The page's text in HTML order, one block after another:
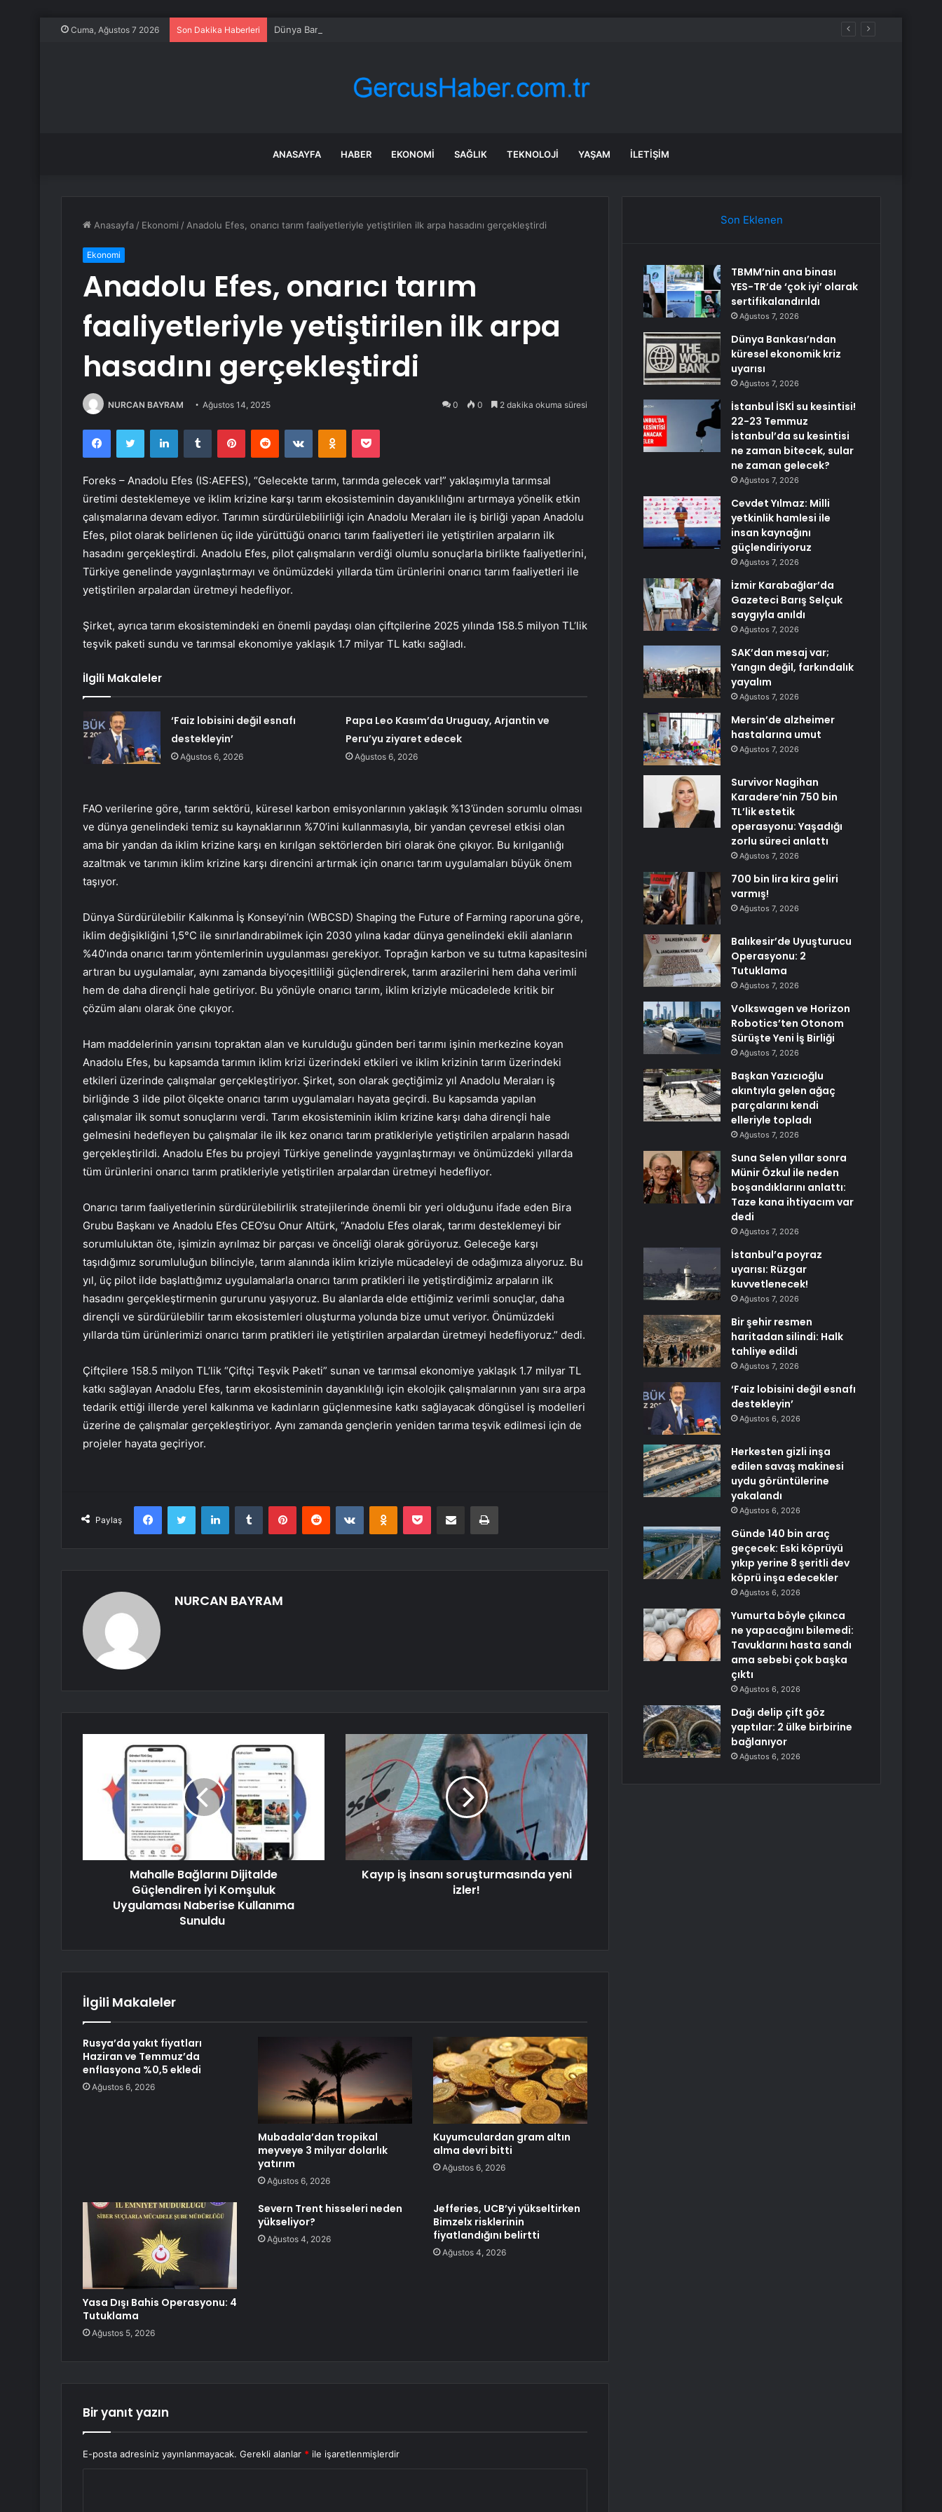
Cuma, Ağustos 7 2026 Son Dakika Haberleri Dünya Bankası’ndan küresel ekonomik kriz uyarısı
ANASAYFA HABER EKONOMI SAĞLIK TEKNOLOJI YAŞAM İLETIŞIM
Anasayfa / Ekonomi / Anadolu Efes, onarıcı tarım faaliyetleriyle yetiştirilen ilk arpa hasadını gerçekleştirdi
Ekonomi
Anadolu Efes, onarıcı tarım
faaliyetleriyle yetiştirilen ilk arpa
hasadını gerçekleştirdi
NURCAN BAYRAM Ağustos 14, 2025 0 0 2 dakika okuma süresi
FacebookTwitter LinkedInTumblr PinterestReddit VKontakteOdnoklassniki
Pocket
Foreks – Anadolu Efes (IS:AEFES), “Gelecekte tarım, tarımda gelecek var!” yaklaşımıyla tarımsal
üretimi desteklemeye ve iklim krizine karşı tarım ekosisteminin dayanıklılığını artırmaya yönelik etkin
çalışmalarına devam ediyor. Tarımın sürdürülebilirliği için Anadolu Meraları ile iş birliği yapan Anadolu
Efes, pilot olarak belirlenen üç ilde yürüttüğü onarıcı tarım faaliyetleri ile yetiştirilen arpaların ilk
hasadını gerçekleştirdi. Anadolu Efes, pilot çalışmaların verdiği olumlu sonuçlarla birlikte faaliyetlerini,
Türkiye genelinde yaygınlaştırmayı ve önümüzdeki yıllarda tüm ürünlerini onarıcı tarım faaliyetleri ile
yetiştirilen arpalardan üretmeyi hedefliyor.
Şirket, ayrıca tarım ekosistemindeki en önemli paydaşı olan çiftçilerine 2025 yılında 158.5 milyon TL’lik
teşvik paketi sundu ve tarımsal ekonomiye yaklaşık 1.7 milyar TL katkı sağladı.
İlgili Makaleler
‘Faiz lobisini değil esnafı
destekleyin’
Ağustos 6, 2026
Papa Leo Kasım’da Uruguay, Arjantin ve
Peru’yu ziyaret edecek
Ağustos 6, 2026
FAO verilerine göre, tarım sektörü, küresel karbon emisyonlarının yaklaşık %13’ünden sorumlu olması
ve dünya genelindeki temiz su kaynaklarının %70’ini kullanmasıyla, bir yandan çevresel etkisi olan
ama bir yandan da iklim krizine karşı en kırılgan sektörlerden biri olarak öne çıkıyor. Bu kırılganlığı
azaltmak ve tarımın iklim krizine karşı direncini artırmak için onarıcı tarım uygulamaları büyük önem
taşıyor.
Dünya Sürdürülebilir Kalkınma İş Konseyi’nin (WBCSD) Shaping the Future of Farming raporuna göre,
iklim değişikliğini 1,5°C ile sınırlandırabilmek için 2030 yılına kadar dünya genelindeki ekili alanların
%40’ında onarıcı tarım yöntemlerinin uygulanması gerekiyor. Toprağın karbon ve su tutma kapasitesini
artıran bu uygulamalar, aynı zamanda biyoçeşitliliği güçlendirerek, tarım arazilerini hem daha verimli
hem de daha dirençli hale getiriyor. Bu yönüyle onarıcı tarım, iklim kriziyle mücadelede kritik bir
çözüm alanı olarak öne çıkıyor.
Ham maddelerinin yarısını topraktan alan ve kurulduğu günden beri tarımı işinin merkezine koyan
Anadolu Efes, bu kapsamda tarımın iklim krizi üzerindeki etkileri ve iklim krizinin tarım üzerindeki
etkileri üzerinde çalışmalar gerçekleştiriyor. Şirket, son olarak geçtiğimiz yıl Anadolu Meraları iş
birliğinde 3 ilde pilot ölçekte onarıcı tarım uygulamaları hayata geçirdi. Bu kapsamda yapılan
çalışmalar ilk somut sonuçlarını verdi. Tarım ekosisteminin iklim krizine karşı daha dirençli hale
gelmesini hedefleyen bu çalışmalar ile ilk kez onarıcı tarım pratikleriyle yetiştirilen arpaların hasadı
gerçekleştirildi. Anadolu Efes bu projeyi Türkiye genelinde yaygınlaştırmayı ve önümüzdeki yıllarda
tüm ürünlerini onarıcı tarım pratikleriyle yetiştirilen arpalardan üretmeyi hedefliyor.
Onarıcı tarım faaliyetlerinin sürdürülebilirlik stratejilerinde önemli bir yeri olduğunu ifade eden Bira
Grubu Başkanı ve Anadolu Efes CEO’su Onur Altürk, “Anadolu Efes olarak, tarımı desteklemeyi bir
sorumluluktan öte, işimizin ayrılmaz bir parçası ve önceliği olarak görüyoruz. Geleceğe karşı
taşıdığımız sorumluluğun bilinciyle, tarım alanında iklim kriziyle mücadeleyi de odağımıza alıyoruz. Bu
yıl, üç pilot ilde başlattığımız uygulamalarla onarıcı tarım pratikleri ile yetiştirdiğimiz arpaların ilk
hasadını gerçekleştirmenin gururunu yaşıyoruz. Bu alanlarda elde ettiğimiz verimli sonuçlar, daha
dirençli ve sürdürülebilir tarım ekosistemleri oluşturma yolunda bize umut veriyor. Önümüzdeki
yıllarda tüm ürünlerimizi onarıcı tarım pratikleri ile yetiştirilen arpalardan üretmeyi hedefliyoruz.” dedi.
Çiftçilere 158.5 milyon TL’lik “Çiftçi Teşvik Paketi” sunan ve tarımsal ekonomiye yaklaşık 1.7 milyar TL
katkı sağlayan Anadolu Efes, tarım ekosisteminin dayanıklılığı için ekolojik çalışmalarının yanı sıra arpa
tedarik ettiği illerde yerel kalkınma ve kadınların güçlenmesine katkı sağlayacak döngüsel iş modelleri
üzerine de çalışmalar gerçekleştiriyor. Aynı zamanda gençlerin yeniden tarıma teşvik edilmesi için de
projeler hayata geçiriyor.
Paylaş
FacebookTwitter LinkedInTumblr PinterestReddit VKontakteOdnoklassniki
Pocket E-Posta ile paylaş Yazdır
NURCAN BAYRAM
Mahalle Bağlarını Dijitalde
Güçlendiren İyi Komşuluk
Uygulaması Naberise Kullanıma
Sunuldu
Kayıp iş insanı soruşturmasında yeni
izler!
İlgili Makaleler
Rusya’da yakıt fiyatları
Haziran ve Temmuz’da
enflasyona %0,5 ekledi
Ağustos 6, 2026
Mubadala’dan tropikal
meyveye 3 milyar dolarlık
yatırım
Ağustos 6, 2026
Kuyumculardan gram altın
alma devri bitti
Ağustos 6, 2026
Yasa Dışı Bahis Operasyonu: 4
Tutuklama
Ağustos 5, 2026
Severn Trent hisseleri neden
yükseliyor?
Ağustos 4, 2026
Jefferies, UCB’yi yükseltirken
Bimzelx risklerinin
fiyatlandığını belirtti
Ağustos 4, 2026
Bir yanıt yazın
E-posta adresiniz yayınlanmayacak. Gerekli alanlar * ile işaretlenmişlerdir
Son Eklenen
TBMM’nin ana binası
YES-TR’de ‘çok iyi’ olarak
sertifikalandırıldı
Ağustos 7, 2026
Dünya Bankası’ndan
küresel ekonomik kriz
uyarısı
Ağustos 7, 2026
İstanbul İSKİ su kesintisi!
22-23 Temmuz
İstanbul’da su kesintisi
ne zaman bitecek, sular
ne zaman gelecek?
Ağustos 7, 2026
Cevdet Yılmaz: Milli
yetkinlik hamlesi ile
insan kaynağını
güçlendiriyoruz
Ağustos 7, 2026
İzmir Karabağlar’da
Gazeteci Barış Selçuk
saygıyla anıldı
Ağustos 7, 2026
SAK’dan mesaj var;
Yangın değil, farkındalık
yayalım
Ağustos 7, 2026
Mersin’de alzheimer
hastalarına umut
Ağustos 7, 2026
Survivor Nagihan
Karadere’nin 750 bin
TL’lik estetik
operasyonu: Yaşadığı
zorlu süreci anlattı
Ağustos 7, 2026
700 bin lira kira geliri
varmış!
Ağustos 7, 2026
Balıkesir’de Uyuşturucu
Operasyonu: 2
Tutuklama
Ağustos 7, 2026
Volkswagen ve Horizon
Robotics’ten Otonom
Sürüşte Yeni İş Birliği
Ağustos 7, 2026
Başkan Yazıcıoğlu
akıntıyla gelen ağaç
parçalarını kendi
elleriyle topladı
Ağustos 7, 2026
Suna Selen yıllar sonra
Münir Özkul ile neden
boşandıklarını anlattı:
Taze kana ihtiyacım var
dedi
Ağustos 7, 2026
İstanbul’a poyraz
uyarısı: Rüzgar
kuvvetlenecek!
Ağustos 7, 2026
Bir şehir resmen
haritadan silindi: Halk
tahliye edildi
Ağustos 7, 2026
‘Faiz lobisini değil esnafı
destekleyin’
Ağustos 6, 2026
Herkesten gizli inşa
edilen savaş makinesi
uydu görüntülerine
yakalandı
Ağustos 6, 2026
Günde 140 bin araç
geçecek: Eski köprüyü
yıkıp yerine 8 şeritli dev
köprü inşa edecekler
Ağustos 6, 2026
Yumurta böyle çıkınca
ne yapacağını bilemedi:
Tavuklarını hasta sandı
ama sebebi çok başka
çıktı
Ağustos 6, 2026
Dağı delip çift göz
yaptılar: 2 ülke birbirine
bağlanıyor
Ağustos 6, 2026